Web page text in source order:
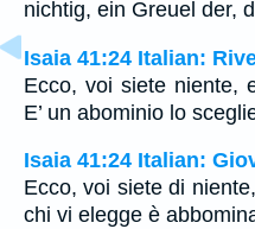
nichtig, ein Greuel der,
Isaia 41:24 Italian:
Ecco, voi siete niente,
E’ un abominio lo
Isaia 41:24 Italian:
Ecco, voi siete di
chi vi elegge è